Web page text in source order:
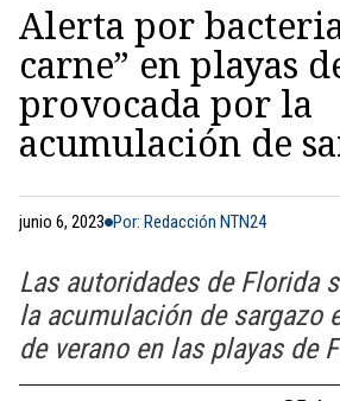
Alerta por
carne” en playas
provocada por la
acumulación de
junio 6, 2023 Por: Redacción NTN24
Las autoridades de Florida
la acumulación de sargazo
de verano en las playas de